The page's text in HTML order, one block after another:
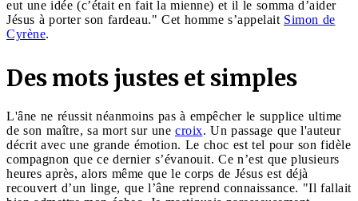
eut une idée (c’était en fait la mienne) et il le somma d’aider
Jésus à porter son fardeau." Cet homme s’appelait Simon de
Cyrène.
Des mots justes et simples
L'âne ne réussit néanmoins pas à empêcher le supplice ultime
de son maître, sa mort sur une croix. Un passage que l'auteur
décrit avec une grande émotion. Le choc est tel pour son fidèle
compagnon que ce dernier s’évanouit. Ce n’est que plusieurs
heures après, alors même que le corps de Jésus est déjà
recouvert d’un linge, que l’âne reprend connaissance. "Il fallait